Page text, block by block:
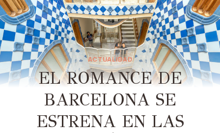
ACTUALIDAD
EL ROMANCE DE
BARCELONA SE
ESTRENA EN LAS